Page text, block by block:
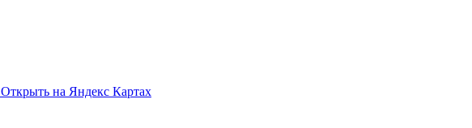
Открыть на Яндекс Картах